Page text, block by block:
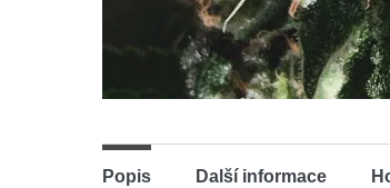
Popis Další informace